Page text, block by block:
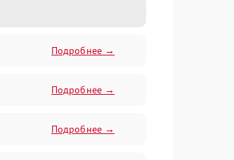
Подробнее →
Подробнее →
Подробнее →